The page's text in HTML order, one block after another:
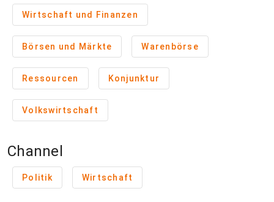
Wirtschaft und Finanzen
Börsen und Märkte Warenbörse
Ressourcen Konjunktur
Volkswirtschaft
Channel
Politik Wirtschaft